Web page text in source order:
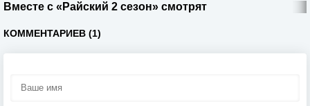
Вместе с «Райский 2 сезон» смотрят
КОММЕНТАРИЕВ (1)